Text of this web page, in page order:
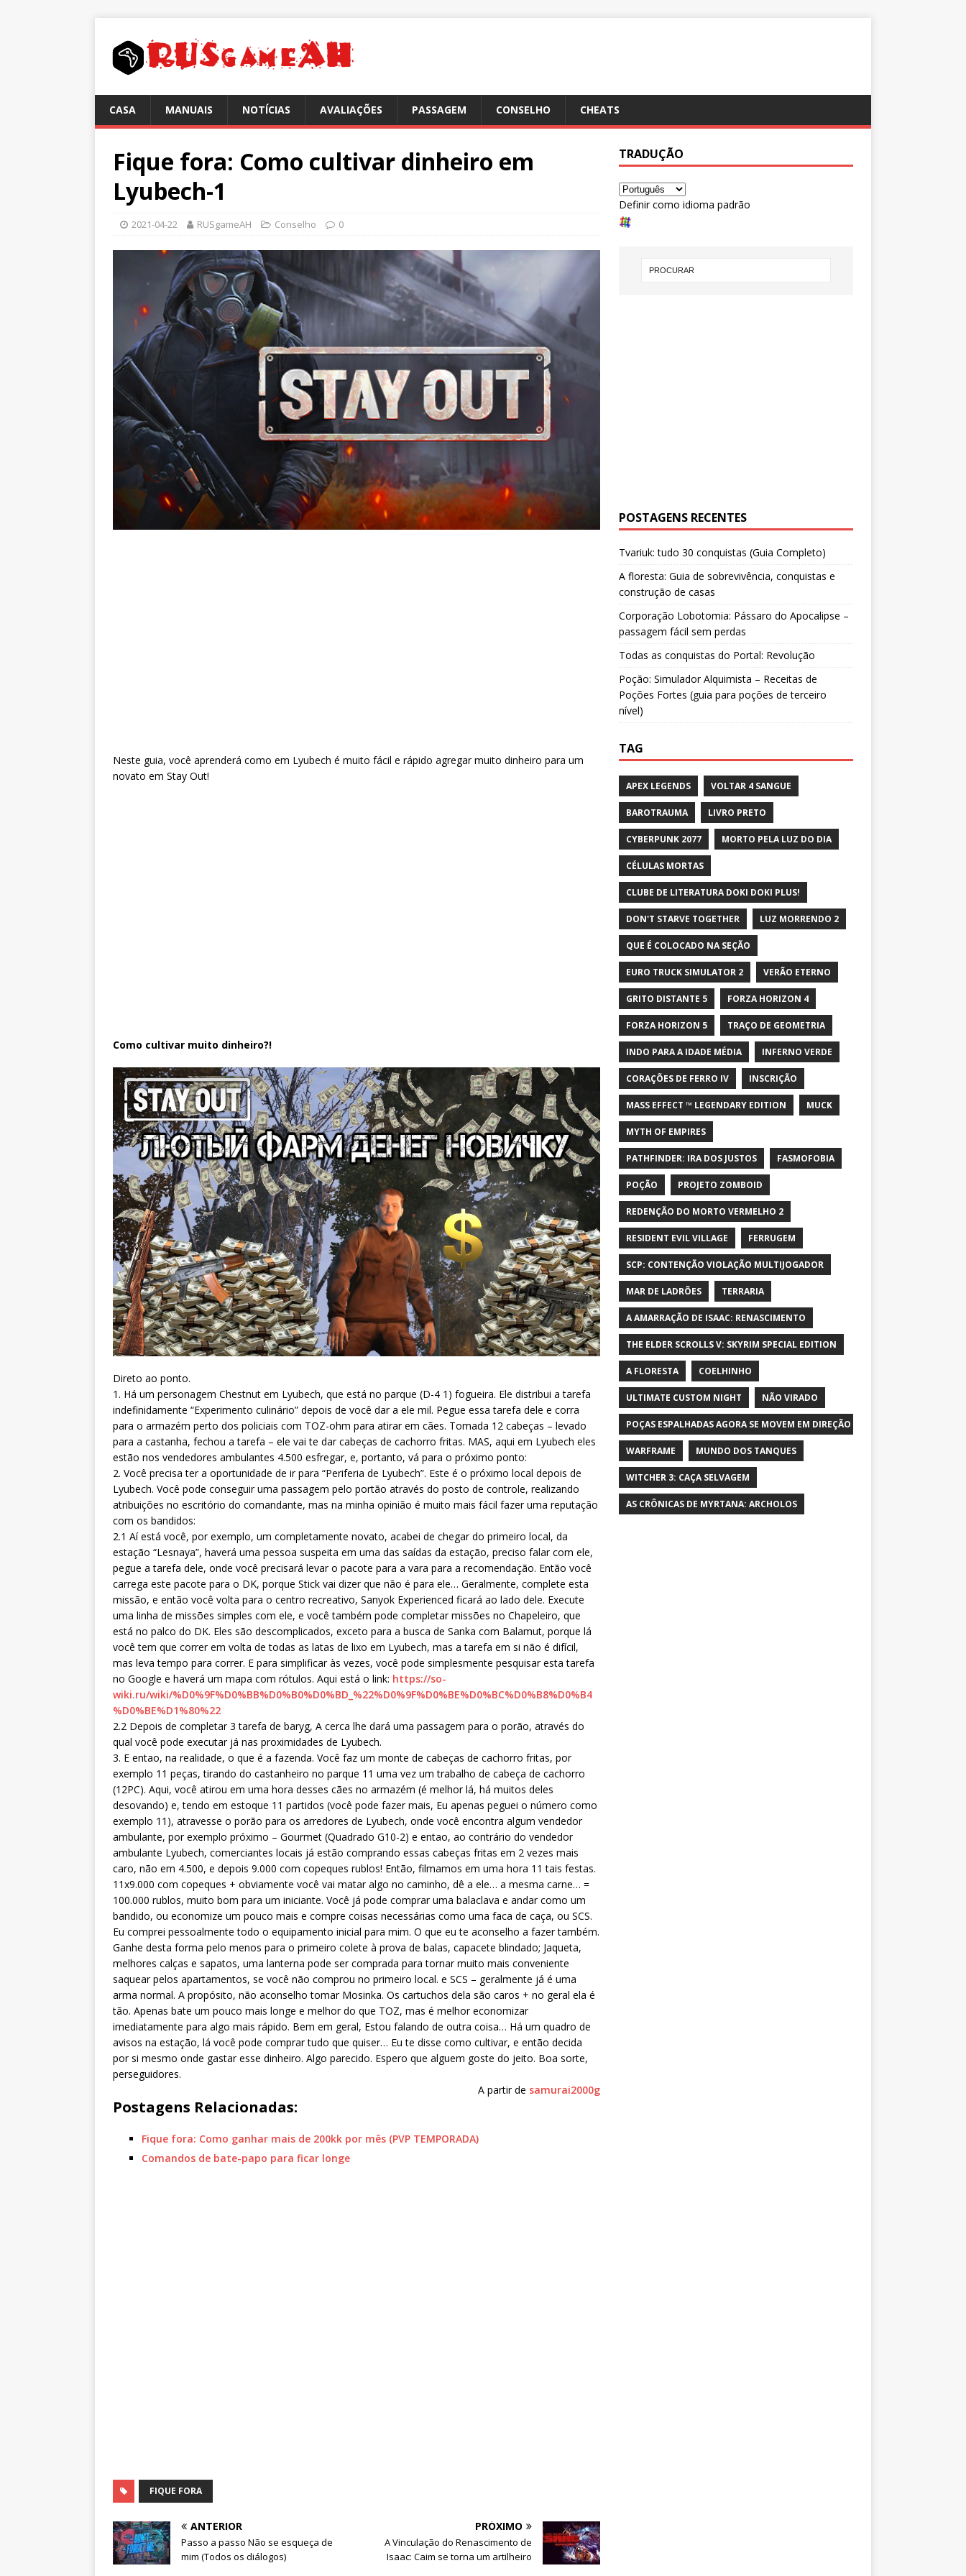
CASA MANUAIS NOTÍCIAS AVALIAÇÕES PASSAGEM CONSELHO CHEATS
Fique fora: Como cultivar dinheiro em
Lyubech-1
2021-04-22 RUSgameAH Conselho 0
Neste guia, você aprenderá como em Lyubech é muito fácil e rápido agregar muito dinheiro para um
novato em Stay Out!
Como cultivar muito dinheiro?!
Direto ao ponto.
1. Há um personagem Chestnut em Lyubech, que está no parque (D-4 1) fogueira. Ele distribui a tarefa
indefinidamente “Experimento culinário” depois de você dar a ele mil. Pegue essa tarefa dele e corra
para o armazém perto dos policiais com TOZ-ohm para atirar em cães. Tomada 12 cabeças – levado
para a castanha, fechou a tarefa – ele vai te dar cabeças de cachorro fritas. MAS, aqui em Lyubech eles
estão nos vendedores ambulantes 4.500 esfregar, e, portanto, vá para o próximo ponto:
2. Você precisa ter a oportunidade de ir para “Periferia de Lyubech”. Este é o próximo local depois de
Lyubech. Você pode conseguir uma passagem pelo portão através do posto de controle, realizando
atribuições no escritório do comandante, mas na minha opinião é muito mais fácil fazer uma reputação
com os bandidos:
2.1 Aí está você, por exemplo, um completamente novato, acabei de chegar do primeiro local, da
estação “Lesnaya”, haverá uma pessoa suspeita em uma das saídas da estação, preciso falar com ele,
pegue a tarefa dele, onde você precisará levar o pacote para a vara para a recomendação. Então você
carrega este pacote para o DK, porque Stick vai dizer que não é para ele… Geralmente, complete esta
missão, e então você volta para o centro recreativo, Sanyok Experienced ficará ao lado dele. Execute
uma linha de missões simples com ele, e você também pode completar missões no Chapeleiro, que
está no palco do DK. Eles são descomplicados, exceto para a busca de Sanka com Balamut, porque lá
você tem que correr em volta de todas as latas de lixo em Lyubech, mas a tarefa em si não é difícil,
mas leva tempo para correr. E para simplificar às vezes, você pode simplesmente pesquisar esta tarefa
no Google e haverá um mapa com rótulos. Aqui está o link: https://so-
wiki.ru/wiki/%D0%9F%D0%BB%D0%B0%D0%BD_%22%D0%9F%D0%BE%D0%BC%D0%B8%D0%B4
%D0%BE%D1%80%22
2.2 Depois de completar 3 tarefa de baryg, A cerca lhe dará uma passagem para o porão, através do
qual você pode executar já nas proximidades de Lyubech.
3. E entao, na realidade, o que é a fazenda. Você faz um monte de cabeças de cachorro fritas, por
exemplo 11 peças, tirando do castanheiro no parque 11 uma vez um trabalho de cabeça de cachorro
(12PC). Aqui, você atirou em uma hora desses cães no armazém (é melhor lá, há muitos deles
desovando) e, tendo em estoque 11 partidos (você pode fazer mais, Eu apenas peguei o número como
exemplo 11), atravesse o porão para os arredores de Lyubech, onde você encontra algum vendedor
ambulante, por exemplo próximo – Gourmet (Quadrado G10-2) e entao, ao contrário do vendedor
ambulante Lyubech, comerciantes locais já estão comprando essas cabeças fritas em 2 vezes mais
caro, não em 4.500, e depois 9.000 com copeques rublos! Então, filmamos em uma hora 11 tais festas.
11х9.000 com copeques + obviamente você vai matar algo no caminho, dê a ele… a mesma carne… =
100.000 rublos, muito bom para um iniciante. Você já pode comprar uma balaclava e andar como um
bandido, ou economize um pouco mais e compre coisas necessárias como uma faca de caça, ou SCS.
Eu comprei pessoalmente todo o equipamento inicial para mim. O que eu te aconselho a fazer também.
Ganhe desta forma pelo menos para o primeiro colete à prova de balas, capacete blindado; Jaqueta,
melhores calças e sapatos, uma lanterna pode ser comprada para tornar muito mais conveniente
saquear pelos apartamentos, se você não comprou no primeiro local. e SCS – geralmente já é uma
arma normal. A propósito, não aconselho tomar Mosinka. Os cartuchos dela são caros + no geral ela é
tão. Apenas bate um pouco mais longe e melhor do que TOZ, mas é melhor economizar
imediatamente para algo mais rápido. Bem em geral, Estou falando de outra coisa… Há um quadro de
avisos na estação, lá você pode comprar tudo que quiser… Eu te disse como cultivar, e então decida
por si mesmo onde gastar esse dinheiro. Algo parecido. Espero que alguem goste do jeito. Boa sorte,
perseguidores.
A partir de samurai2000g
Postagens Relacionadas:
Fique fora: Como ganhar mais de 200kk por mês (PVP TEMPORADA)
Comandos de bate-papo para ficar longe
FIQUE FORA
ANTERIOR
Passo a passo Não se esqueça de
mim (Todos os diálogos)
PRÓXIMO
A Vinculação do Renascimento de
Isaac: Caim se torna um artilheiro
TRADUÇÃO
Definir como idioma padrão
POSTAGENS RECENTES
Tvariuk: tudo 30 conquistas (Guia Completo)
A floresta: Guia de sobrevivência, conquistas e
construção de casas
Corporação Lobotomia: Pássaro do Apocalipse –
passagem fácil sem perdas
Todas as conquistas do Portal: Revolução
Poção: Simulador Alquimista – Receitas de
Poções Fortes (guia para poções de terceiro
nível)
TAG
APEX LEGENDS VOLTAR 4 SANGUE
BAROTRAUMA LIVRO PRETO
CYBERPUNK 2077 MORTO PELA LUZ DO DIA
CÉLULAS MORTAS
CLUBE DE LITERATURA DOKI DOKI PLUS!
DON'T STARVE TOGETHER LUZ MORRENDO 2
QUE É COLOCADO NA SEÇÃO
EURO TRUCK SIMULATOR 2 VERÃO ETERNO
GRITO DISTANTE 5 FORZA HORIZON 4
FORZA HORIZON 5 TRAÇO DE GEOMETRIA
INDO PARA A IDADE MÉDIA INFERNO VERDE
CORAÇÕES DE FERRO IV INSCRIÇÃO
MASS EFFECT ™ LEGENDARY EDITION MUCK
MYTH OF EMPIRES
PATHFINDER: IRA DOS JUSTOS FASMOFOBIA
POÇÃO PROJETO ZOMBOID
REDENÇÃO DO MORTO VERMELHO 2
RESIDENT EVIL VILLAGE FERRUGEM
SCP: CONTENÇÃO VIOLAÇÃO MULTIJOGADOR
MAR DE LADRÕES TERRARIA
A AMARRAÇÃO DE ISAAC: RENASCIMENTO
THE ELDER SCROLLS V: SKYRIM SPECIAL EDITION
A FLORESTA COELHINHO
ULTIMATE CUSTOM NIGHT NÃO VIRADO
POÇAS ESPALHADAS AGORA SE MOVEM EM DIREÇÃO AO PERSONAGEM E
WARFRAME MUNDO DOS TANQUES
WITCHER 3: CAÇA SELVAGEM
AS CRÔNICAS DE MYRTANA: ARCHOLOS